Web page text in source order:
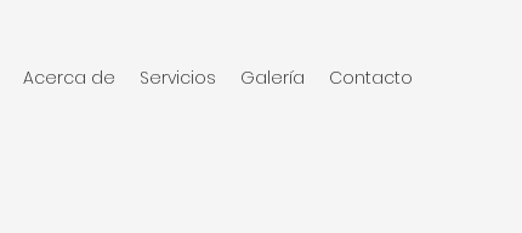
Acerca de Servicios Galería Contacto